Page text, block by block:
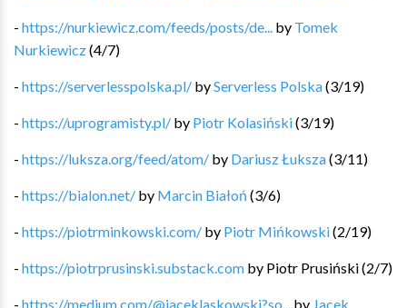
- https://nurkiewicz.com/feeds/posts/de... by Tomek
Nurkiewicz(4/7)
- https://serverlesspolska.pl/ byServerless Polska(3/19)
- https://uprogramisty.pl/ by Piotr Kolasiński(3/19)
- https://luksza.org/feed/atom/ by Dariusz Łuksza(3/11)
- https://bialon.net/ by Marcin Białoń (3/6)
- https://piotrminkowski.com/ by Piotr Mińkowski(2/19)
- https://piotrprusinski.substack.com by Piotr Prusiński(2/7)
- https://medium.com/@jaceklaskowski?so... by Jacek